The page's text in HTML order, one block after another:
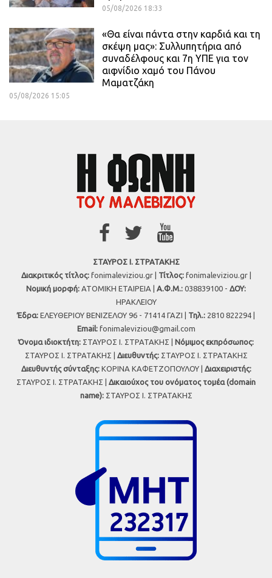
05/08/2026 18:33
«Θα είναι πάντα στην καρδιά και τη
σκέψη μας»: Συλλυπητήρια από
συναδέλφους και 7η ΥΠΕ για τον
αιφνίδιο χαμό του Πάνου
Μαματζάκη
05/08/2026 15:05
ΣΤΑΥΡΟΣ Ι. ΣΤΡΑΤΑΚΗΣ
Διακριτικός τίτλος:fonimaleviziou.gr | Τίτλος:fonimaleviziou.gr |
Νομική μορφή: ΑΤΟΜΙΚΗ ΕΤΑΙΡΕΙΑ | Α.Φ.Μ.: 038839100 - ΔΟΥ:
ΗΡΑΚΛΕΙΟΥ
Έδρα: ΕΛΕΥΘΕΡΙΟΥ ΒΕΝΙΖΕΛΟΥ 96 - 71414 ΓΑΖΙ | Τηλ.: 2810 822294 |
Εmail: fonimaleviziou@gmail.com
Όνομα ιδιοκτήτη: ΣΤΑΥΡΟΣ Ι. ΣΤΡΑΤΑΚΗΣ | Νόμιμος εκπρόσωπος:
ΣΤΑΥΡΟΣ Ι. ΣΤΡΑΤΑΚΗΣ | Διευθυντής:ΣΤΑΥΡΟΣ Ι. ΣΤΡΑΤΑΚΗΣ
Διευθυντής σύνταξης:ΚΟΡΙΝΑ ΚΑΦΕΤΖΟΠΟΥΛΟΥ | Διαχειριστής:
ΣΤΑΥΡΟΣ Ι. ΣΤΡΑΤΑΚΗΣ | Δικαιούχος του ονόματος τομέα (domain
name):ΣΤΑΥΡΟΣ Ι. ΣΤΡΑΤΑΚΗΣ